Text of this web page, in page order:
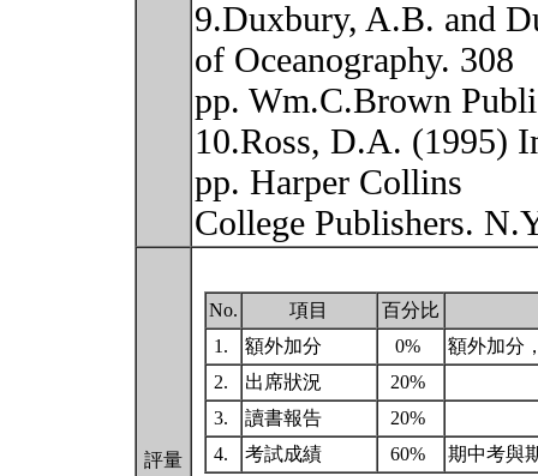
9.Duxbury, A.B. and
of Oceanography. 308
pp. Wm.C.Brown
10.Ross, D.A. (1995)
pp. Harper Collins
College Publishers.
評量
No. 項目
百分比
1.
額外加分 0%
額外加分
2.
出席狀況
20%
3.
讀書報告
20%
4.
考試成績 60% 期中考與